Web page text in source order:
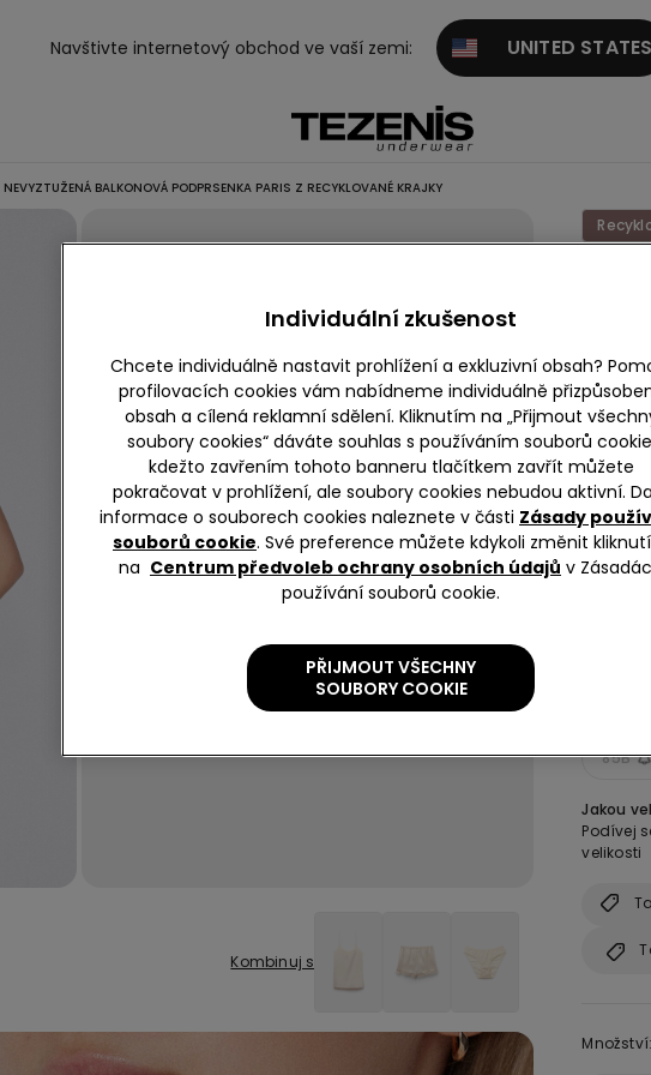
Navštivte internetový obchod ve vaší zemi: UNITED STATES
NEVYZTUŽENÁ BALKONOVÁ PODPRSENKA PARIS Z RECYKLOVANÉ KRAJKY
Kombinuj s
Paris z
Krajky
1
Barva:
85B
Jakou
Podívej
velikosti
Množství:
Individuální zkušenost
Chcete individuálně nastavit prohlížení a exkluzivní obsah?
profilovacích cookies vám nabídneme individuálně
obsah a cílená reklamní sdělení. Kliknutím na „Přijmout
soubory cookies“ dáváte souhlas s používáním souborů
kdežto zavřením tohoto banneru tlačítkem zavřít můžete
pokračovat v prohlížení, ale soubory cookies nebudou aktivní.
informace o souborech cookies naleznete v části Zásady
souborů cookie. Své preference můžete kdykoli změnit
na Centrum předvoleb ochrany osobních údajů v
používání souborů cookie.
PŘIJMOUT VŠECHNY
SOUBORY COOKIE